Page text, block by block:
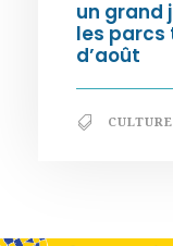
un grand
les parcs
d’août
CULTURE